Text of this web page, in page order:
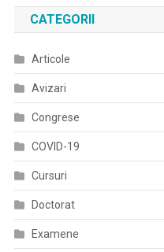
CATEGORII
Articole
Avizari
Congrese
COVID-19
Cursuri
Doctorat
Examene